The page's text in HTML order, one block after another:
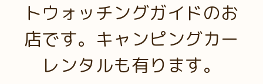
トウォッチングガイドのお
店です。キャンピングカー
レンタルも有ります。